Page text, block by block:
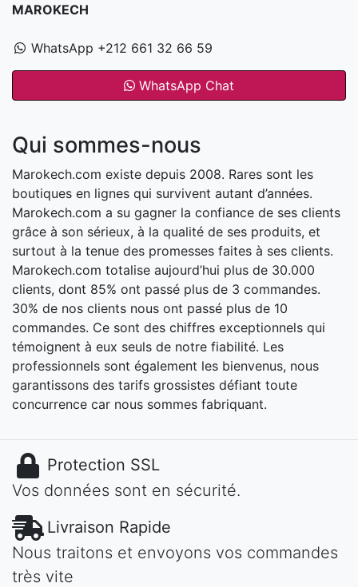
MAROKECH
WhatsApp +212 661 32 66 59
WhatsApp Chat
Qui sommes-nous
Marokech.com existe depuis 2008. Rares sont les
boutiques en lignes qui survivent autant d’années.
Marokech.com a su gagner la confiance de ses clients
grâce à son sérieux, à la qualité de ses produits, et
surtout à la tenue des promesses faites à ses clients.
Marokech.com totalise aujourd’hui plus de 30.000
clients, dont 85% ont passé plus de 3 commandes.
30% de nos clients nous ont passé plus de 10
commandes. Ce sont des chiffres exceptionnels qui
témoignent à eux seuls de notre fiabilité. Les
professionnels sont également les bienvenus, nous
garantissons des tarifs grossistes défiant toute
concurrence car nous sommes fabriquant.
Protection SSL
Vos données sont en sécurité.
Livraison Rapide
Nous traitons et envoyons vos commandes
très vite